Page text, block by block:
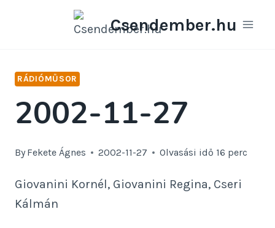
Csendember.hu
RÁDIÓMŰSOR
2002-11-27
By Fekete Ágnes 2002-11-27 Olvasási idő 16 perc
Giovanini Kornél, Giovanini Regina, Cseri
Kálmán